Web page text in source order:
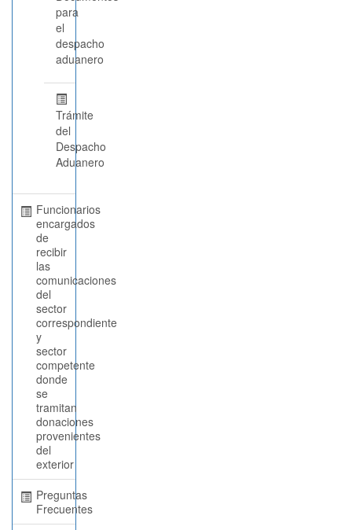
para
el
despacho
aduanero
Trámite
del
Despacho
Aduanero
Funcionarios
encargados
de
recibir
las
comunicaciones
del
sector
correspondiente
y
sector
competente
donde
se
tramitan
donaciones
provenientes
del
exterior
Preguntas
Frecuentes